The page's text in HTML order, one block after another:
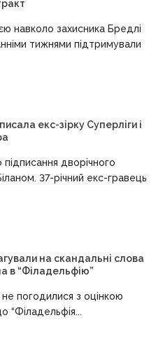
навколо захисника Бредлі
тижнями підтримували
екс-зірку Суперліги і
дворічного
37-річний екс-гравець
на скандальні слова
в “Філадельфію”
погодилися з оцінкою
“Філадельфія...